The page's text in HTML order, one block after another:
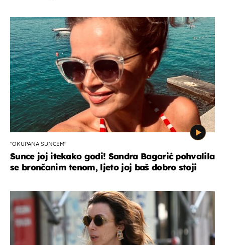
"OKUPANA SUNCEM"
Sunce joj itekako godi! Sandra Bagarić pohvalila
se brončanim tenom, ljeto joj baš dobro stoji